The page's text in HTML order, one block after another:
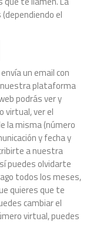
el
un email con
plataforma
podrás ver y
virtual, ver el
la misma (número
y fecha y
a nuestra
puedes olvidarte
todos los meses,
quieres que te
cambiar el
virtual, puedes